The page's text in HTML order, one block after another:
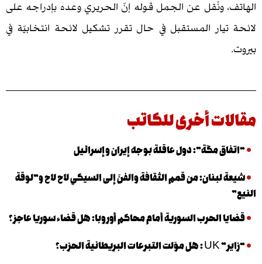
ونُقل عن الجمل قوله إنّ الحريري وعده بإدراجه على
المستقبل في حال تقرر تشكيل لائحة انتخابيّة في
أخرى للكاتب
مكّة”: دول عاقلة بوجه إيران وإسرائيل
من قمم الثقافة والفنّ إلى السيكي لاح لاح و”لوقة
الحرب السورية أمام محاكم أوروبا: هل قضاء سوريا عاجز؟